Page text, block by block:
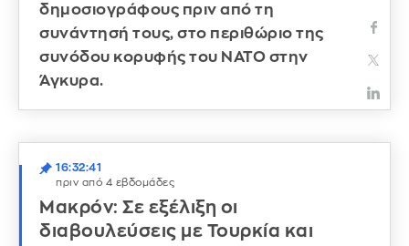
δημοσιογράφους πριν από τη
συνάντησή τους, στο περιθώριο της
συνόδου κορυφής του ΝΑΤΟ στην
Άγκυρα.
16:32:41
πριν από 4 εβδομάδες
Μακρόν: Σε εξέλιξη οι
διαβουλεύσεις με Τουρκία και